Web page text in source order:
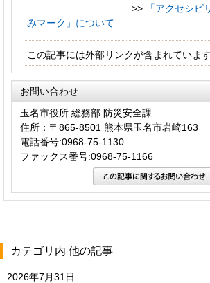
>>
「アクセシビ
みマーク」について
この記事には外部リンクが含まれています
お問い合わせ
玉名市役所 総務部 防災安全課
住所：〒865-8501 熊本県玉名市岩崎163
電話番号:0968-75-1130
ファックス番号:0968-75-1166
カテゴリ内 他の記事
2026年7月31日